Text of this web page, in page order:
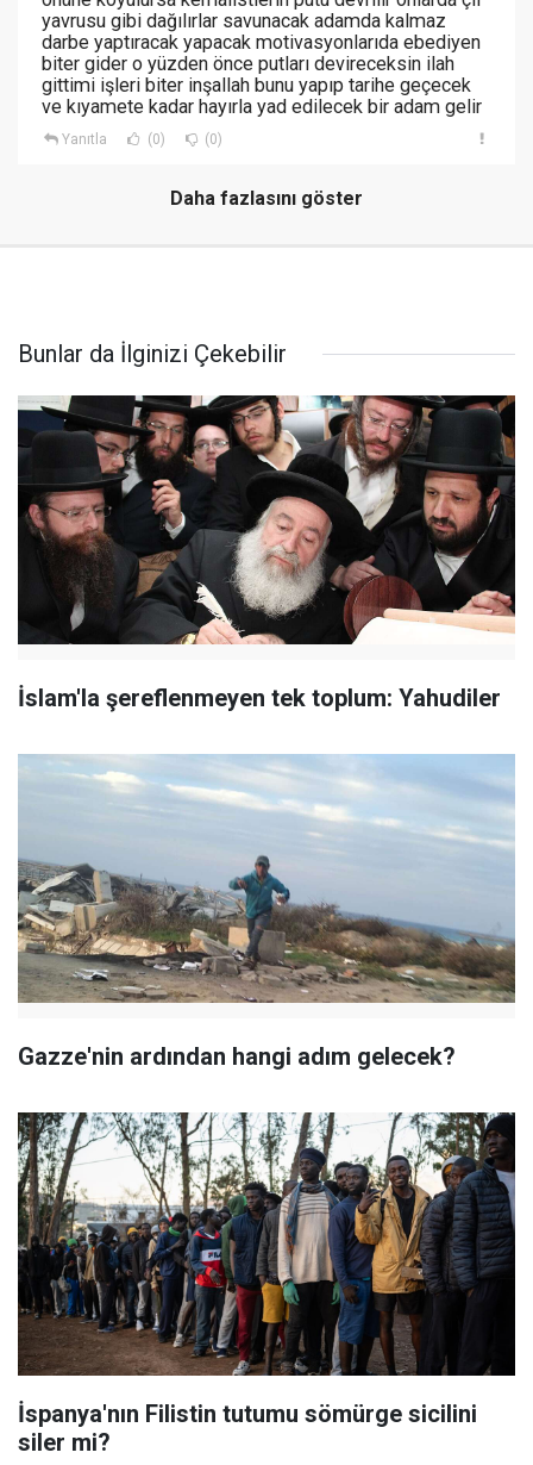
yavrusu gibi dağılırlar savunacak adamda kalmaz
darbe yaptıracak yapacak motivasyonlarıda ebediyen
biter gider o yüzden önce putları devireceksin ilah
gittimi işleri biter inşallah bunu yapıp tarihe geçecek
ve kıyamete kadar hayırla yad edilecek bir adam gelir
Yanıtla (0) (0)
Daha fazlasını göster
Bunlar da İlginizi Çekebilir
İslam'la şereflenmeyen tek toplum: Yahudiler
Gazze'nin ardından hangi adım gelecek?
İspanya'nın Filistin tutumu sömürge sicilini
siler mi?